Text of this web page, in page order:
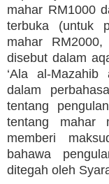
mahar RM1000
terbuka (untuk
mahar
disebut dalam
‘Ala al-Mazahib
dalam
tentang
tentang mahar
memberi
bahawa
ditegah oleh